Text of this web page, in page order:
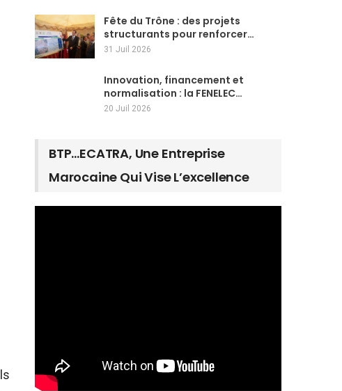
Fête du Trône : des projets
structurants pour renforcer…
31 Juil 2026
Innovation, financement et
normalisation : la FENELEC…
20 Juil 2026
BTP…ECATRA, Une Entreprise
Marocaine Qui Vise L’excellence